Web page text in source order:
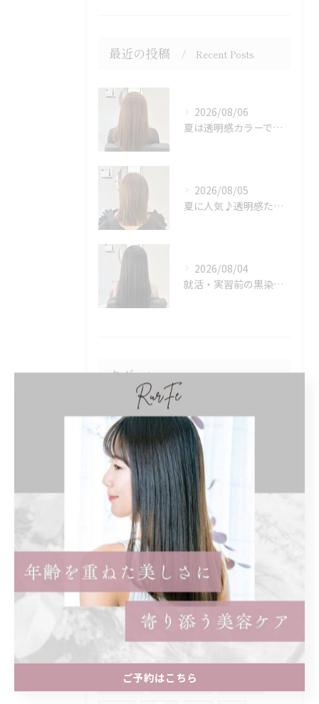
最近の投稿 Recent Posts
2026/08/06
夏は透明感カラーでイメチェン♪ブリーチなしでも明るくできます！
2026/08/05
夏に人気♪透明感たっぷりミルクティーベージュカラー
2026/08/04
就活・実習前の黒染めはちょっと待って！次のカラーも楽しみたい方へ♪
タグ Tags
くせ毛 子連れ オシャレ
白髪ぼかし ハイライト
女性のみ まつ毛パーマ
ロッド 奥目 効果 違い
ショート レディース 前髪あり
ショートボブ ボブ インナーカラー
イヤリングカラー ロング
縮毛矯正 どっちがいい
ご予約はこちら